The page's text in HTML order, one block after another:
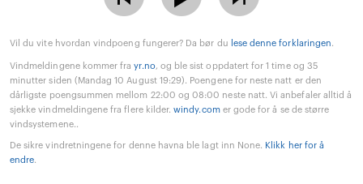
Vil du vite hvordan vindpoeng fungerer? Da bør du lese denne forklaringen.
Vindmeldingene kommer frayr.no, og ble sist oppdatert for 1 time og 35
minutter siden (Mandag 10 August 19:29). Poengene for neste natt er den
dårligste poengsummen mellom 22:00 og 08:00 neste natt. Vi anbefaler alltid å
sjekke vindmeldingene fra flere kilder.windy.comer gode for å se de større
vindsystemene..
De sikre vindretningene for denne havna ble lagt inn None. Klikk her for å
endre.